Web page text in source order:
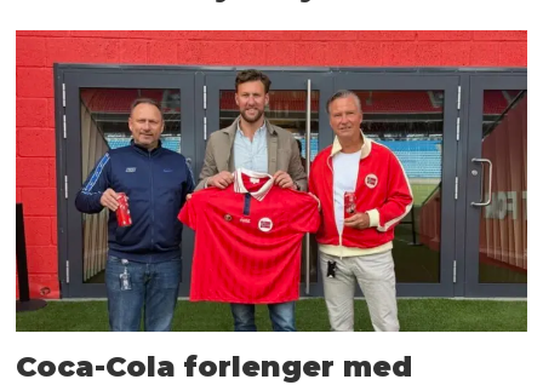
Coca-Cola forlenger med